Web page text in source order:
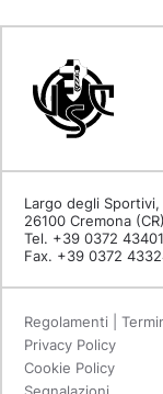
Largo degli Sportivi,
26100 Cremona (CR)
Tel. +39 0372
Fax. +39 0372
Regolamenti |
Privacy Policy
Cookie Policy